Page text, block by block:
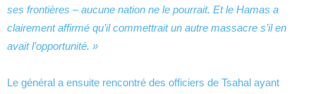
ses frontières – aucune nation ne le pourrait. Et le Hamas a
clairement affirmé qu’il commettrait un autre massacre s’il en
avait l’opportunité. »
Le général a ensuite rencontré des officiers de Tsahal ayant